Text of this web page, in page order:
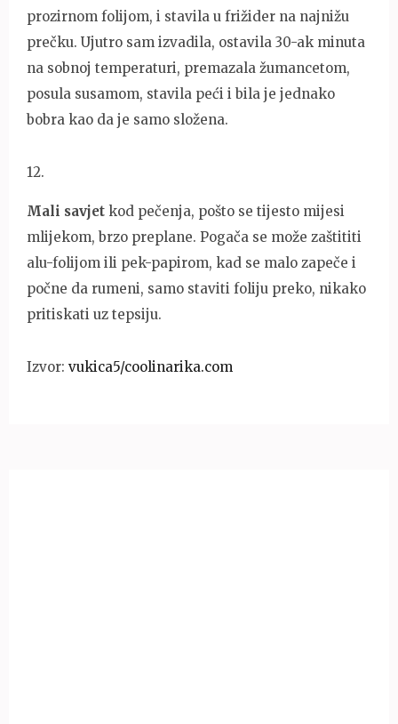
prozirnom folijom, i stavila u frižider na najnižu
prečku. Ujutro sam izvadila, ostavila 30-ak minuta
na sobnoj temperaturi, premazala žumancetom,
posula susamom, stavila peći i bila je jednako
bobra kao da je samo složena.
12.
Mali savjet kod pečenja, pošto se tijesto mijesi
mlijekom, brzo preplane. Pogača se može zaštititi
alu-folijom ili pek-papirom, kad se malo zapeče i
počne da rumeni, samo staviti foliju preko, nikako
pritiskati uz tepsiju.
Izvor: vukica5/coolinarika.com